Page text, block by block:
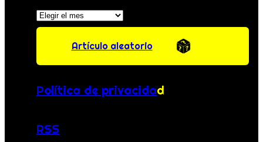
Archivos
Artículo aleatorio
Política de privacidad
RSS